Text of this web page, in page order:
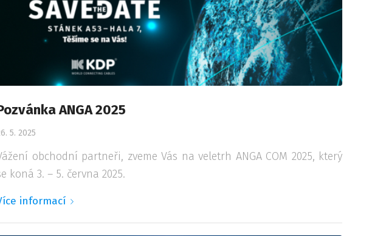
ANGA 2025
5. 2025
obchodní partneři, zveme Vás na veletrh ANGA COM 2025, který
koná 3. – 5. června 2025.
informací